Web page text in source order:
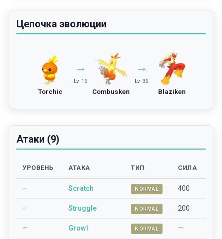
Цепочка эволюции
Torchic
→
Lv. 16
Combusken
→
Lv. 36
Blaziken
Атаки (9)
УРОВЕНЬ АТАКА ТИП СИЛА
— Scratch NORMAL 400
— Struggle NORMAL 200
— Growl NORMAL —